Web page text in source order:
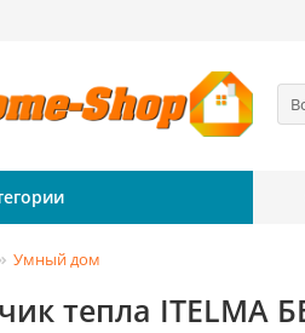
Умный дом
тепла ITELMA